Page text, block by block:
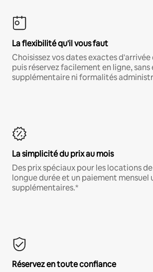
La flexibilité qu'il vous faut
Choisissez vos dates exactes
puis réservez facilement en ligne,
supplémentaire ni formalités
La simplicité du prix au mois
Des prix spéciaux pour les locations
longue durée et un paiement mensuel
supplémentaires.*
Réservez en toute confiance